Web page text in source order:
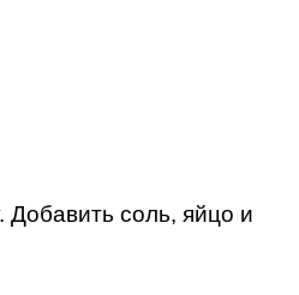
соль, яйцо и